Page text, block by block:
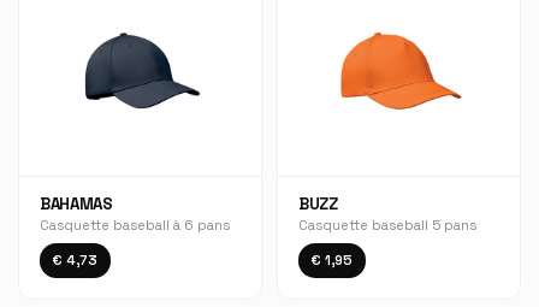
BAHAMAS
Casquette baseball à 6 pans
€ 4,73
BUZZ
Casquette baseball 5 pans
€ 1,95